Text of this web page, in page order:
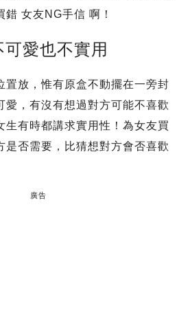
女友NG手信 啊！
愛也不實用
置放，惟有原盒不動擺在一旁封
愛，有沒有想過對方可能不喜歡
生有時都講求實用性！為女友買
是否需要，比猜想對方會否喜歡
廣告